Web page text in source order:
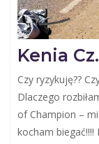
Kenia
Czy ryzykuję??
Dlaczego
of Champion –
kocham biegać!!!!